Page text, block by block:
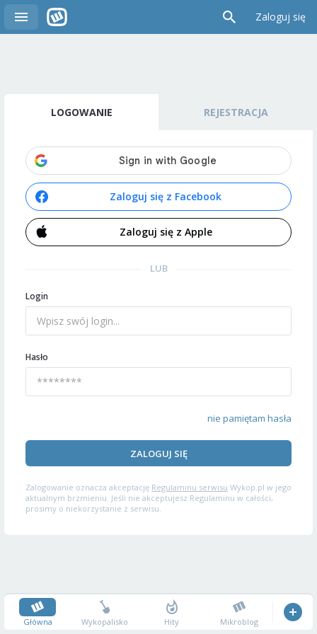
Zaloguj się
LOGOWANIE REJESTRACJA
Zaloguj się z Facebook
Zaloguj się z Apple
LUB
Login
Hasło
nie pamiętam hasła
ZALOGUJ SIĘ
Zalogowanie oznacza akceptację Regulaminu serwisu Wykop.pl w jego
aktualnym brzmieniu. Jeśli nie akceptujesz Regulaminu w całości,
prosimy o niekorzystanie z serwisu.
Główna Wykopalisko Hity Mikroblog